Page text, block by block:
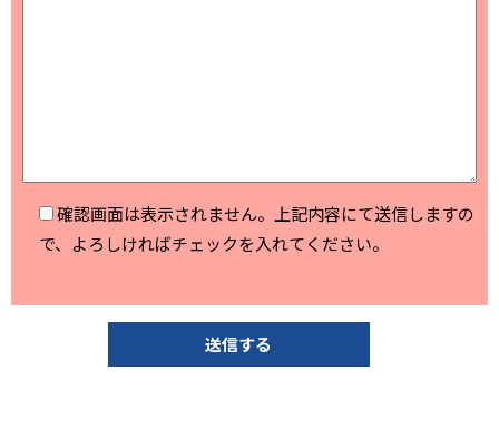
確認画面は表示されません。上記内容にて送信しますの
で、よろしければチェックを入れてください。